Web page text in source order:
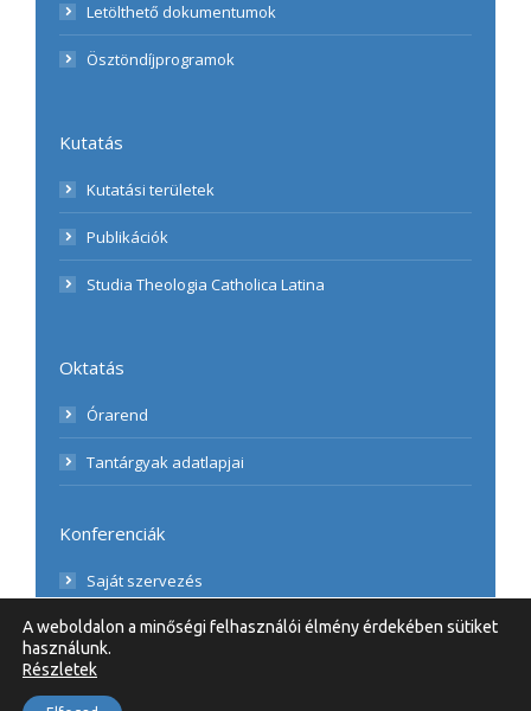
Letölthető dokumentumok
Ösztöndíjprogramok
Kutatás
Kutatási területek
Publikációk
Studia Theologia Catholica Latina
Oktatás
Órarend
Tantárgyak adatlapjai
Konferenciák
Saját szervezés
© 2020 UBB, Teologie Romano-Catolică | Minden Jog
A weboldalon a minőségi felhasználói élmény érdekében sütiket
használunk.
Részletek